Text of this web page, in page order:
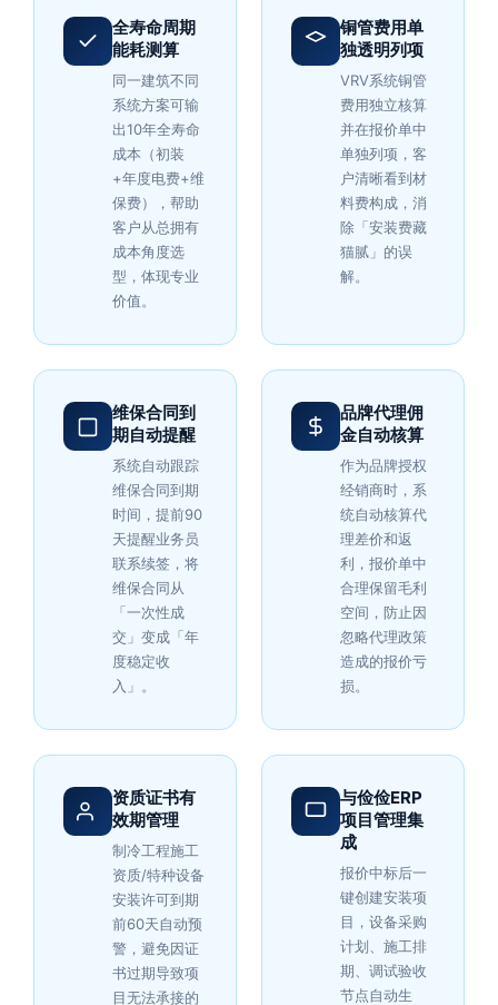
全寿命周期
能耗测算
同一建筑不同
系统方案可输
出10年全寿命
成本（初装
+年度电费+维
保费），帮助
客户从总拥有
成本角度选
型，体现专业
价值。
铜管费用单
独透明列项
VRV系统铜管
费用独立核算
并在报价单中
单独列项，客
户清晰看到材
料费构成，消
除「安装费藏
猫腻」的误
解。
维保合同到
期自动提醒
系统自动跟踪
维保合同到期
时间，提前90
天提醒业务员
联系续签，将
维保合同从
「一次性成
交」变成「年
度稳定收
入」。
品牌代理佣
金自动核算
作为品牌授权
经销商时，系
统自动核算代
理差价和返
利，报价单中
合理保留毛利
空间，防止因
忽略代理政策
造成的报价亏
损。
资质证书有
效期管理
制冷工程施工
资质/特种设备
安装许可到期
前60天自动预
警，避免因证
书过期导致项
目无法承接的
与俭俭ERP
项目管理集
成
报价中标后一
键创建安装项
目，设备采购
计划、施工排
期、调试验收
节点自动生